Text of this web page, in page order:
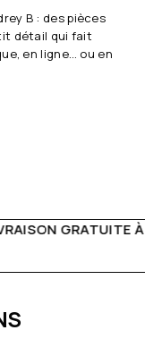
B : des pièces
détail qui fait
en ligne… ou en
DE 150€LIVE